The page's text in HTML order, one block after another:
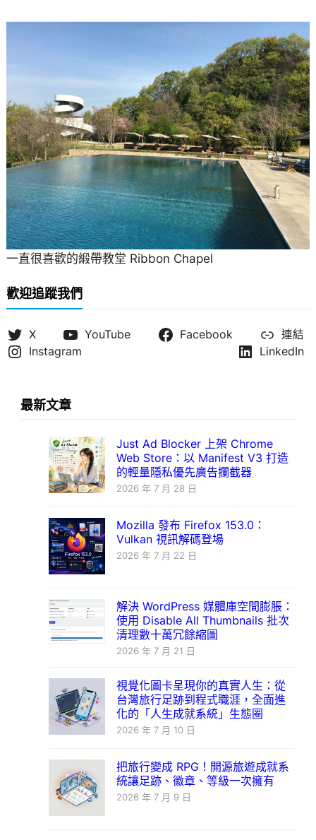
一直很喜歡的緞帶教堂 Ribbon Chapel
歡迎追蹤我們
X YouTube Facebook
連結
Instagram
LinkedIn
最新文章
Just Ad Blocker 上架 Chrome
Web Store：以 Manifest V3 打造
的輕量隱私優先廣告攔截器
2026 年 7 月 28 日
Mozilla 發布 Firefox 153.0：
Vulkan 視訊解碼登場
2026 年 7 月 22 日
解決 WordPress 媒體庫空間膨脹：
使用 Disable All Thumbnails 批次
清理數十萬冗餘縮圖
2026 年 7 月 21 日
視覺化圖卡呈現你的真實人生：從
台灣旅行足跡到程式職涯，全面進
化的「人生成就系統」生態圈
2026 年 7 月 10 日
把旅行變成 RPG！開源旅遊成就系
統讓足跡、徽章、等級一次擁有
2026 年 7 月 9 日